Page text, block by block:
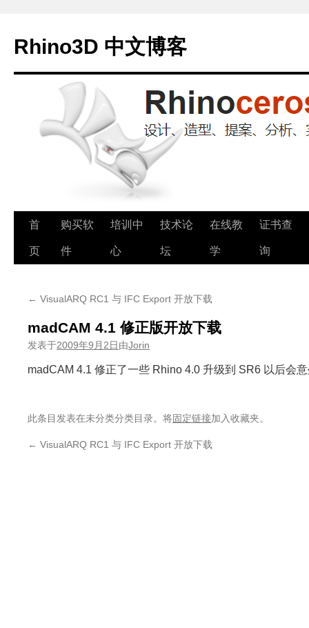
Rhino3D 中文博客
跳
至
首
页
购买软
件
培训中
心
技术论
坛
在线教
学
证书查
询
← VisualARQ RC1 与 IFC Export 开放下载
madCAM 4.1 修正版开放下载
发表于2009年9月2日由Jorin
madCAM 4.1 修正了一些 Rhino 4.0 升级到 SR6 以后会
此条目发表在未分类分类目录。将固定链接加入收藏夹。
← VisualARQ RC1 与 IFC Export 开放下载